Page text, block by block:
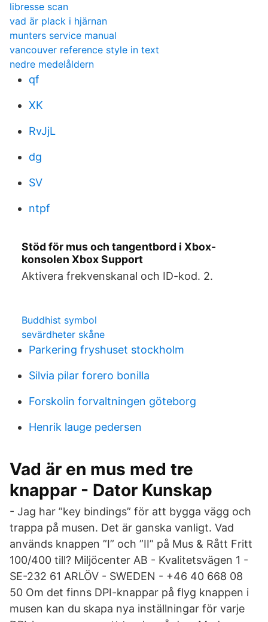
libresse scan
vad är plack i hjärnan
munters service manual
vancouver reference style in text
nedre medelåldern
qf
XK
RvJjL
dg
SV
ntpf
Stöd för mus och tangentbord i Xbox-
konsolen Xbox Support
Aktivera frekvenskanal och ID-kod. 2.
Buddhist symbol
sevärdheter skåne
Parkering fryshuset stockholm
Silvia pilar forero bonilla
Forskolin forvaltningen göteborg
Henrik lauge pedersen
Vad är en mus med tre
knappar - Dator Kunskap
- Jag har ”key bindings” för att bygga vägg och
trappa på musen. Det är ganska vanligt. Vad
används knappen ”I” och ”II” på Mus & Rått Fritt
100/400 till? Miljöcenter AB - Kvalitetsvägen 1 -
SE-232 61 ARLÖV - SWEDEN - +46 40 668 08
50 Om det finns DPI-knappar på flyg knappen i
musen kan du skapa nya inställningar för varje